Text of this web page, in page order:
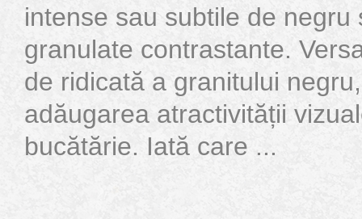
intense sau subtile de negru
granulate contrastante.
de ridicată a granitului
adăugarea atractivității
bucătărie. Iată care ...